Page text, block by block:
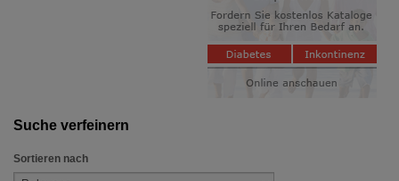
Suche verfeinern
Sortieren nach